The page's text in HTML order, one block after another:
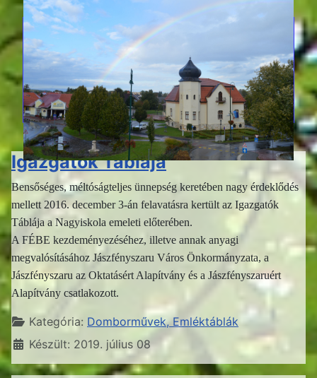
Igazgatók Táblája
Bensőséges, méltóságteljes ünnepség keretében nagy érdeklődés
mellett 2016. december 3-án felavatásra kertült az Igazgatók
Táblája a Nagyiskola emeleti előterében.
A FÉBE kezdeményezéséhez, illetve annak anyagi
megvalósításához Jászfényszaru Város Önkormányzata, a
Jászfényszaru az Oktatásért Alapítvány és a Jászfényszaruért
Alapítvány csatlakozott.
Részletek
Kategória: Domborművek, Emléktáblák
Készült: 2019. július 08